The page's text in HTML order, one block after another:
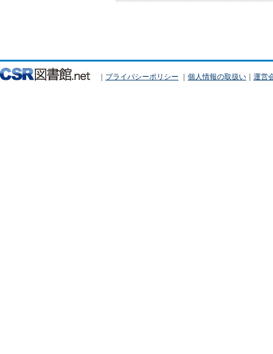
｜ プライバシーポリシー ｜ 個人情報の取扱い ｜ 運営